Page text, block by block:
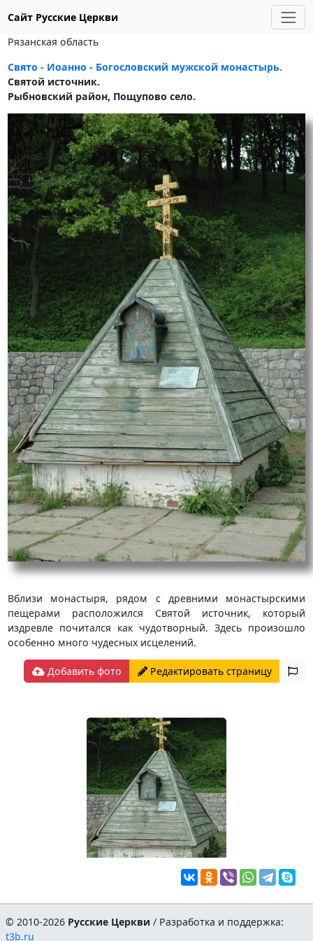
Сайт Русские Церкви
Рязанская область
Свято - Иоанно - Богословский мужской монастырь.
Святой источник.
Рыбновский район, Пощупово село.
Вблизи монастыря, рядом с древними монастырскими
пещерами расположился Святой источник, который
издревле почитался как чудотворный. Здесь произошло
особенно много чудесных исцелений.
Добавить фото Редактировать страницу
© 2010-2026 Русские Церкви / Разработка и поддержка:
t3b.ru